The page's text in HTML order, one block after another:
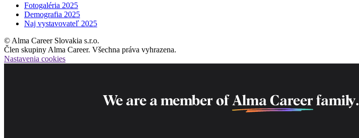
Fotogaléria 2025
Demografia 2025
Naj vystavovateľ 2025
© Alma Career Slovakia s.r.o.
Člen skupiny Alma Career. Všechna práva vyhrazena.
Nastavenia cookies
We are a member of Alma Careerfamily.